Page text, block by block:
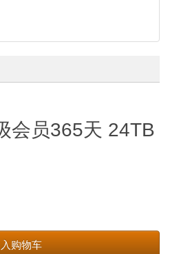
会员365天 24TB
购物车